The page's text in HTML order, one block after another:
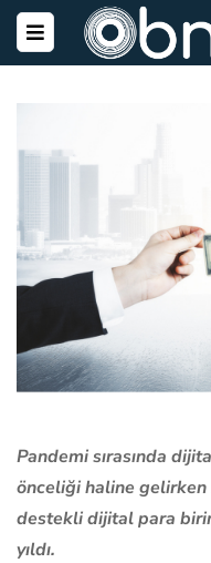
Pandemi sırasında
önceliği haline gelirken
destekli dijital para
yıldı.